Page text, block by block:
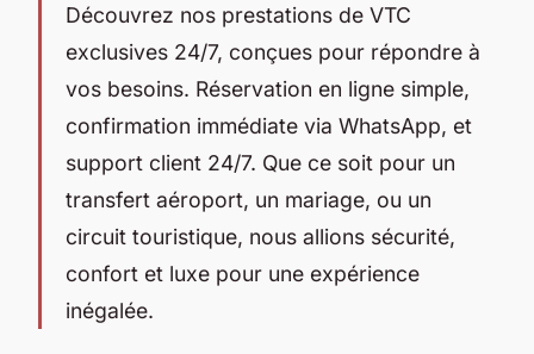
Découvrez nos prestations de VTC
exclusives 24/7, conçues pour répondre à
vos besoins. Réservation en ligne simple,
confirmation immédiate via WhatsApp, et
support client 24/7. Que ce soit pour un
transfert aéroport, un mariage, ou un
circuit touristique, nous allions sécurité,
confort et luxe pour une expérience
inégalée.